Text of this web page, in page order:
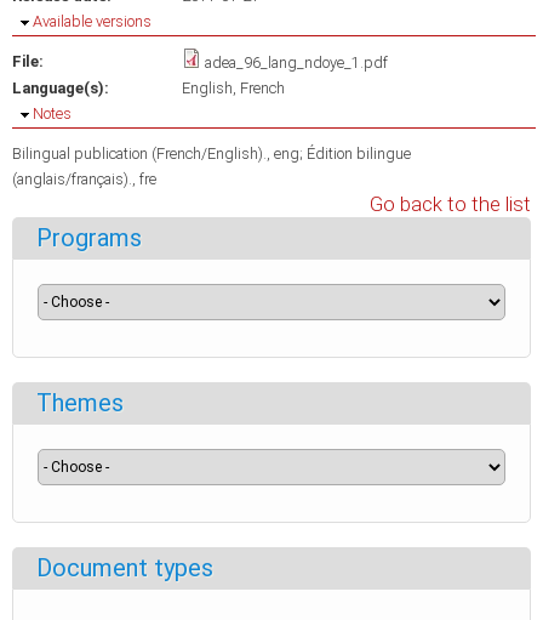
Hide
Available versions
File:
adea_96_lang_ndoye_1.pdf
Language(s):
English French
Hide
Notes
Bilingual publication (French/English)., eng; Édition bilingue
(anglais/français)., fre
Go back to the list
Programs
Themes
Document types